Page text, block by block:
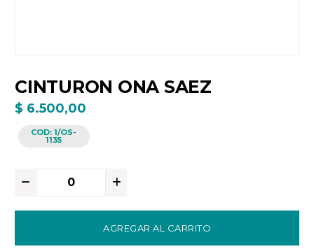
CINTURON ONA SAEZ
$ 6.500,00
COD:1/OS-
1135
AGREGAR AL CARRITO